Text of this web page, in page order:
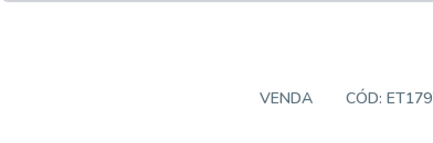
VENDA CÓD: